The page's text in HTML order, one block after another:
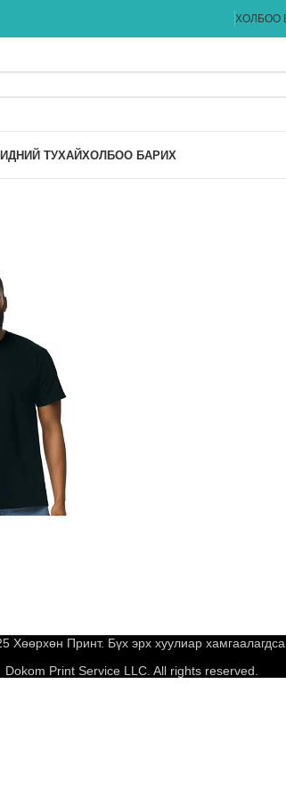
ХОЛБОО
ТУХАЙХОЛБОО БАРИХ
Хөөрхөн Принт. Бүх эрх хуулиар
Dokom Print Service LLC. All rights reserved.